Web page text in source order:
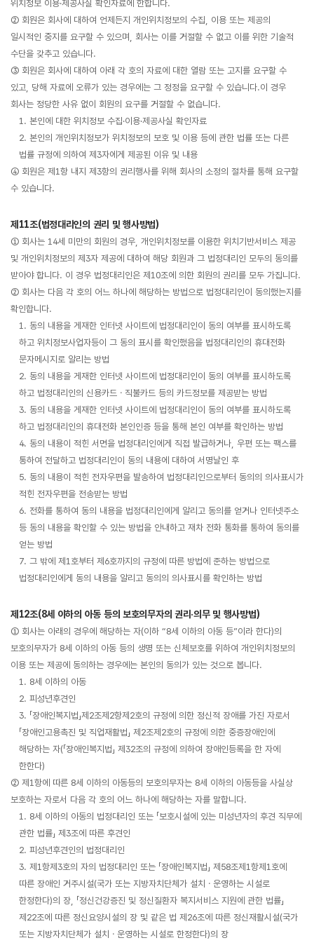
위치정보 이용·제공사실 확인자료에 한합니다.
② 회원은 회사에 대하여 언제든지 개인위치정보의 수집, 이용 또는 제공의
일시적인 중지를 요구할 수 있으며, 회사는 이를 거절할 수 없고 이를 위한 기술적
수단을 갖추고 있습니다.
③ 회원은 회사에 대하여 아래 각 호의 자료에 대한 열람 또는 고지를 요구할 수
있고, 당해 자료에 오류가 있는 경우에는 그 정정을 요구할 수 있습니다.이 경우
회사는 정당한 사유 없이 회원의 요구를 거절할 수 없습니다.
1. 본인에 대한 위치정보 수집·이용·제공사실 확인자료
2. 본인의 개인위치정보가 위치정보의 보호 및 이용 등에 관한 법률 또는 다른
법률 규정에 의하여 제3자에게 제공된 이유 및 내용
④ 회원은 제1항 내지 제3항의 권리행사를 위해 회사의 소정의 절차를 통해 요구할
수 있습니다.
제11조(법정대리인의 권리 및 행사방법)
① 회사는 14세 미만의 회원의 경우, 개인위치정보를 이용한 위치기반서비스 제공
및 개인위치정보의 제3자 제공에 대하여 해당 회원과 그 법정대리인 모두의 동의를
받아야 합니다. 이 경우 법정대리인은 제10조에 의한 회원의 권리를 모두 가집니다.
② 회사는 다음 각 호의 어느 하나에 해당하는 방법으로 법정대리인이 동의했는지를
확인합니다.
1. 동의 내용을 게재한 인터넷 사이트에 법정대리인이 동의 여부를 표시하도록
하고 위치정보사업자등이 그 동의 표시를 확인했음을 법정대리인의 휴대전화
문자메시지로 알리는 방법
2. 동의 내용을 게재한 인터넷 사이트에 법정대리인이 동의 여부를 표시하도록
하고 법정대리인의 신용카드ㆍ직불카드 등의 카드정보를 제공받는 방법
3. 동의 내용을 게재한 인터넷 사이트에 법정대리인이 동의 여부를 표시하도록
하고 법정대리인의 휴대전화 본인인증 등을 통해 본인 여부를 확인하는 방법
4. 동의 내용이 적힌 서면을 법정대리인에게 직접 발급하거나, 우편 또는 팩스를
통하여 전달하고 법정대리인이 동의 내용에 대하여 서명날인 후
5. 동의 내용이 적힌 전자우편을 발송하여 법정대리인으로부터 동의의 의사표시가
적힌 전자우편을 전송받는 방법
6. 전화를 통하여 동의 내용을 법정대리인에게 알리고 동의를 얻거나 인터넷주소
등 동의 내용을 확인할 수 있는 방법을 안내하고 재차 전화 통화를 통하여 동의를
얻는 방법
7. 그 밖에 제1호부터 제6호까지의 규정에 따른 방법에 준하는 방법으로
법정대리인에게 동의 내용을 알리고 동의의 의사표시를 확인하는 방법
제12조(8세 이하의 아동 등의 보호의무자의 권리·의무 및 행사방법)
① 회사는 아래의 경우에 해당하는 자(이하 “8세 이하의 아동 등”이라 한다)의
보호의무자가 8세 이하의 아동 등의 생명 또는 신체보호를 위하여 개인위치정보의
이용 또는 제공에 동의하는 경우에는 본인의 동의가 있는 것으로 봅니다.
1. 8세 이하의 아동
2. 피성년후견인
3. 「장애인복지법」제2조제2항제2호의 규정에 의한 정신적 장애를 가진 자로서
「장애인고용촉진 및 직업재활법」 제2조제2호의 규정에 의한 중증장애인에
해당하는 자(「장애인복지법」 제32조의 규정에 의하여 장애인등록을 한 자에
한한다)
② 제1항에 따른 8세 이하의 아동등의 보호의무자는 8세 이하의 아동등을 사실상
보호하는 자로서 다음 각 호의 어느 하나에 해당하는 자를 말합니다.
1. 8세 이하의 아동의 법정대리인 또는 「보호시설에 있는 미성년자의 후견 직무에
관한 법률」 제3조에 따른 후견인
2. 피성년후견인의 법정대리인
3. 제1항제3호의 자의 법정대리인 또는 「장애인복지법」 제58조제1항제1호에
따른 장애인 거주시설(국가 또는 지방자치단체가 설치ㆍ운영하는 시설로
한정한다)의 장, 「정신건강증진 및 정신질환자 복지서비스 지원에 관한 법률」
제22조에 따른 정신요양시설의 장 및 같은 법 제26조에 따른 정신재활시설(국가
또는 지방자치단체가 설치ㆍ운영하는 시설로 한정한다)의 장